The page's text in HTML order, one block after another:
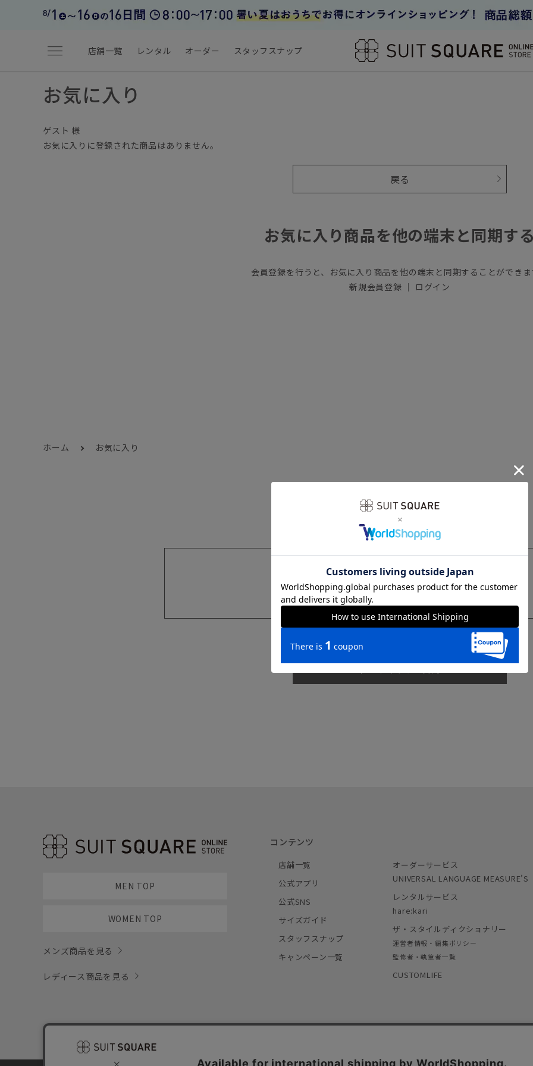
menu 店舗一覧 レンタル オーダー スタッフスナップ
お気に入り
ゲスト 様
お気に入りに登録された商品はありません。
戻る
お気に入り商品を他の端末と同期す
会員登録を行うと、お気に入り商品を他の端末と同期することができ
新規会員登録 ｜ ログイン
ホーム お気に入り
sms
MEN TOP
WOMEN TOP
メンズ商品を見る
レディース商品を見る
コンテンツ
店舗一覧
公式アプリ
公式SNS
サイズガイド
スタッフスナップ
キャンペーン一覧
オーダーサービス
UNIVERSAL LANGUAGE MEASURE’S
レンタルサービス
hare:kari
ザ・スタイルディクショナリー
運営者情報・編集ポリシー
監修者・執筆者一覧
CUSTOMLIFE